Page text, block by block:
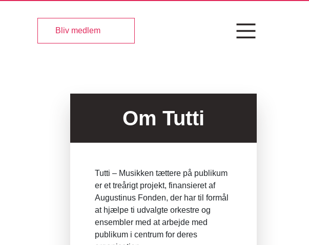
Bliv medlem
Om Tutti
Tutti – Musikken tættere på publikum
er et treårigt projekt, finansieret af
Augustinus Fonden, der har til formål
at hjælpe ti udvalgte orkestre og
ensembler med at arbejde med
publikum i centrum for deres